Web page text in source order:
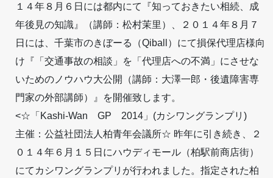
１４年８月６日には都内にて『知っておきたい相続、成
年後見の知識』（講師：松村茉里）、２０１４年８月７
日には、千葉市のきぼーる（Qiball）にて損保代理店様向
け『「交通事故の相談」を「代理店への不満」にさせな
いためのノウハウ大公開（講師：大澤一郎・後遺障害専
門家の外部講師）』を開催致します。
<☆「Kashi-Wan GP 2014」(カシワングランプリ)
主催：公益社団法人柏青年会議所☆ 昨年に引き続き、２
０１４年６月１５日にハウディモール（柏駅前商店街）
にてカシワングランプリが行われました。指定された柏